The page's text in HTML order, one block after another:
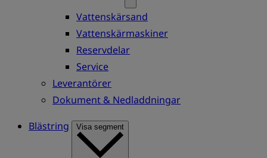
Vattenskärsand
Vattenskärmaskiner
Reservdelar
Service
Leverantörer
Dokument & Nedladdningar
Blästring
Visa segment